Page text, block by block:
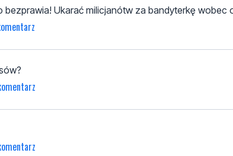
bezprawia! Ukarać milicjanótw za bandyterkę wobec